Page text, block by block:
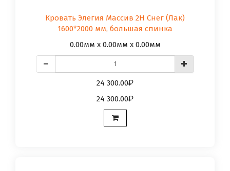
Кровать Элегия Массив 2Н Снег (Лак)
1600*2000 мм, большая спинка
0.00мм x 0.00мм x 0.00мм
24 300.00
24 300.00